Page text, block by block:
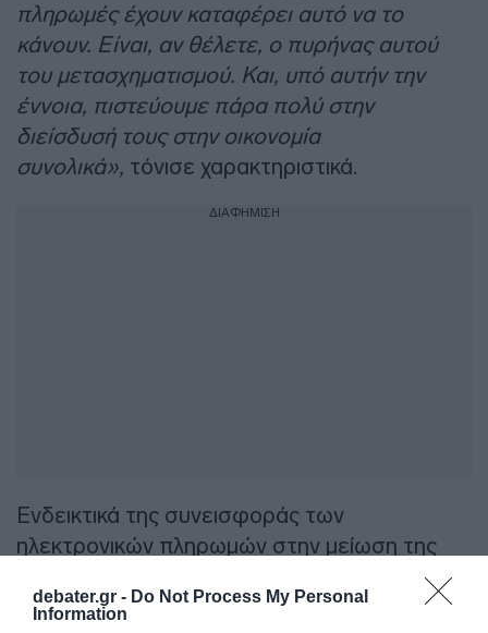
debater.gr - Do Not Process My Personal
Information
πληρωμές έχουν καταφέρει αυτό να το
κάνουν. Είναι, αν θέλετε, ο πυρήνας αυτού
του μετασχηματισμού. Και, υπό αυτήν την
έννοια, πιστεύουμε πάρα πολύ στην
διείσδυσή τους στην οικονομία
συνολικά», τόνισε χαρακτηριστικά.
ΔΙΑΦΗΜΙΣΗ
Ενδεικτικά της συνεισφοράς των
ηλεκτρονικών πληρωμών στην μείωση της
φοροδιαφυγής είναι τα στοιχεία της ΑΑΔΕ.